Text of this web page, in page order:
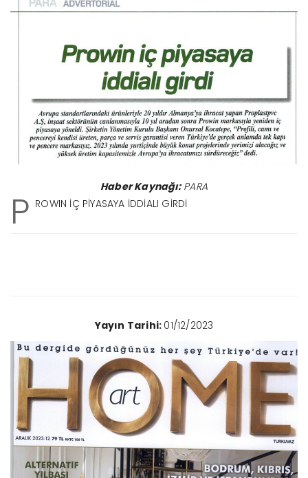
Haber Kaynağı:PARA
P ROWIN İÇ PİYASAYA İDDİALI GİRDİ
Yayın Tarihi: 01/12/2023